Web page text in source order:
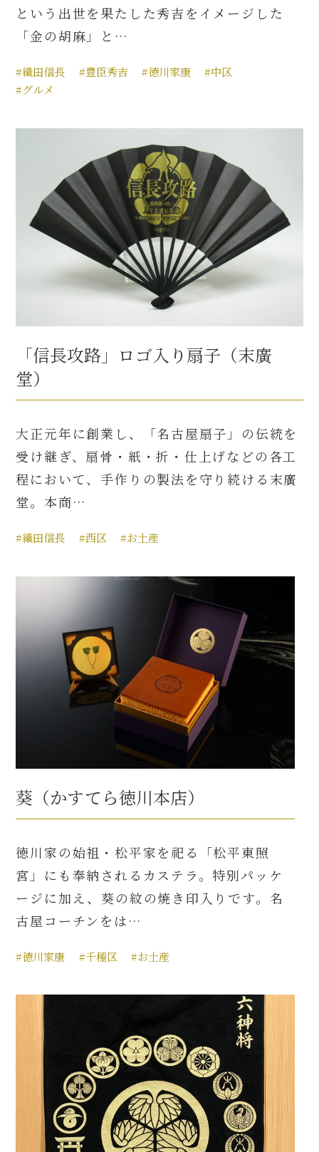
という出世を果たした秀吉をイメージした
「金の胡麻」と…
#織田信長 #豊臣秀吉 #徳川家康
#中区
#グルメ
「信長攻路」ロゴ入り扇子（末廣
堂）
大正元年に創業し、「名古屋扇子」の伝統を
受け継ぎ、扇骨・紙・折・仕上げなどの各工
程において、手作りの製法を守り続ける末廣
堂。本商…
#織田信長 #西区 #お土産
葵（かすてら徳川本店）
徳川家の始祖・松平家を祀る「松平東照
宮」にも奉納されるカステラ。特別パッケ
ージに加え、葵の紋の焼き印入りです。名
古屋コーチンをは…
#徳川家康 #千種区 #お土産